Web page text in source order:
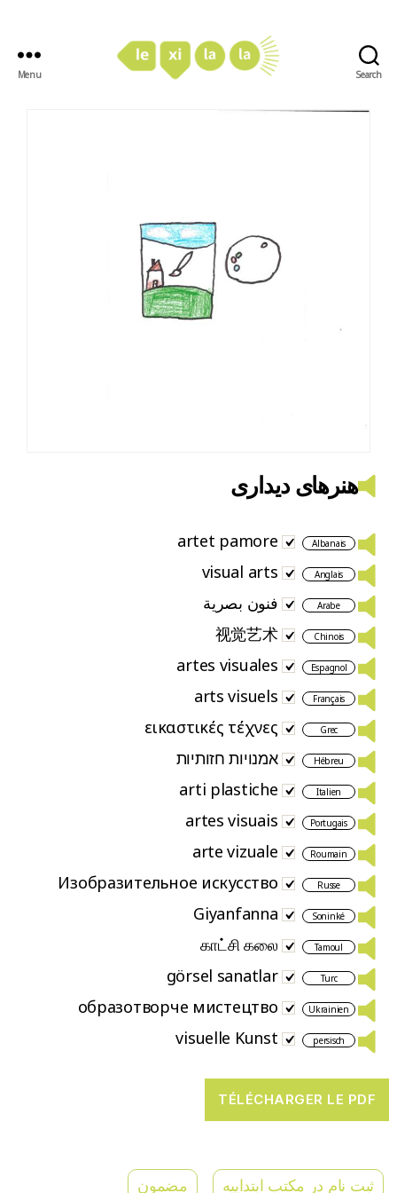
Search
Menu
هنرهای دیداری
Albanais
artet pamore
Anglais
visual arts
Arabe فنون بصرية
Chinois
视觉艺术
Espagnol
artes visuales
Français
arts visuels
Grec
εικαστικές τέχνες
Hébreu אמנויות חזותיות
Italien
arti plastiche
Portugais
artes visuais
Roumain
arte vizuale
Russe
Изобразительное искусство
Soninké
Giyanfanna
Tamoul
காட்சி கலை
Turc
görsel sanatlar
Ukrainien
образотворче мистецтво
persisch
visuelle Kunst
ثبت نام در مکتب ابتداییه مضمون